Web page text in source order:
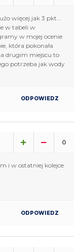
więcej jak 3 pkt...
w tabeli w
w mojej ocenie
która pokonała
drugim miejscu to
potrzeba jak wody
ODPOWIEDZ
0
i w ostatniej kolejce
ODPOWIEDZ